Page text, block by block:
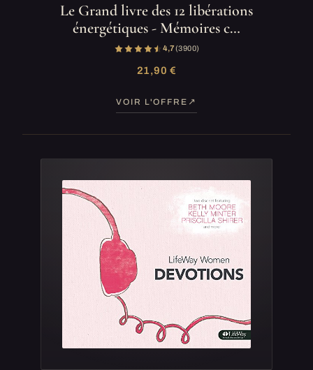
Le Grand livre des 12 libérations
énergétiques - Mémoires c…
4,7(3 900)
21,90 €
VOIR L'OFFRE